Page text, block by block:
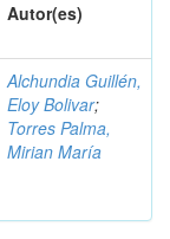
Autor(es)
Alchundia Guillén,
Eloy Bolivar;
Torres Palma,
Mirian María